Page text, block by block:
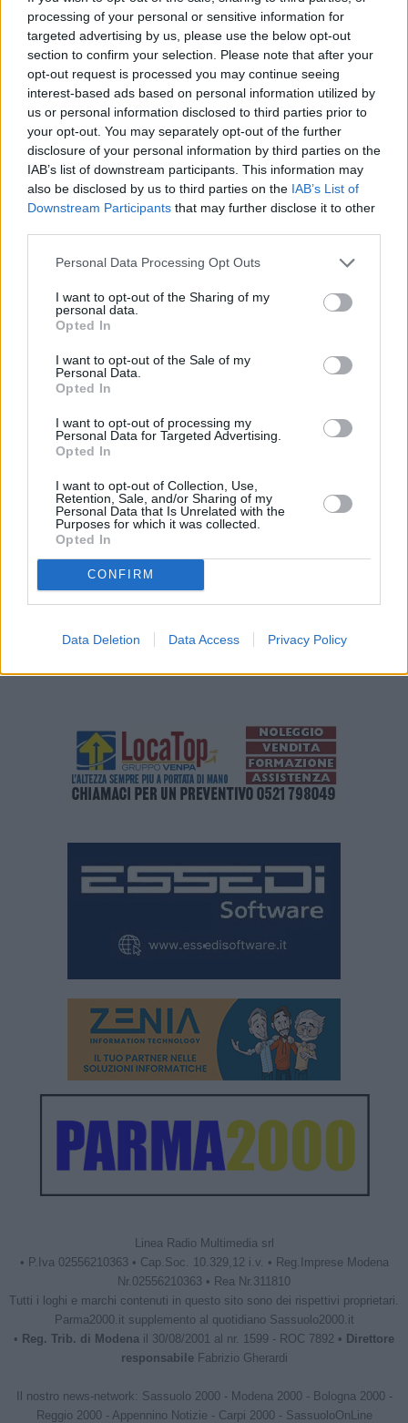
processing of your personal or sensitive information for
targeted advertising by us, please use the below opt-out
section to confirm your selection. Please note that after your
opt-out request is processed you may continue seeing
interest-based ads based on personal information utilized by
us or personal information disclosed to third parties prior to
your opt-out. You may separately opt-out of the further
disclosure of your personal information by third parties on the
IAB’s list of downstream participants. This information may
also be disclosed by us to third parties on the IAB’s List of
Downstream Participants that may further disclose it to other
Personal Data Processing Opt Outs
I want to opt-out of the Sharing of my
personal data.
Opted In
I want to opt-out of the Sale of my
Personal Data.
Opted In
I want to opt-out of processing my
Personal Data for Targeted Advertising.
Opted In
I want to opt-out of Collection, Use,
Retention, Sale, and/or Sharing of my
Personal Data that Is Unrelated with the
Purposes for which it was collected.
Opted In
CONFIRM
Data Deletion Data Access Privacy Policy
E ora, con l’inizio della stagione autunnale, la cimice cerca riparo
nelle case creando fastidi a causa del cattivo odore che emana e
perché, a differenza delle altre cimici, quella asiatica emette un
ferormone di aggregazione che ne richiama altre, arrivando a
creare gruppi di 50/100 esemplari.
Un disagio non indifferente, anche se, è bene chiarirlo subito, la
cimice asiatica non punge e non è pericolosa per l’uomo e gli
animali di casa.
fitosanitario regionale che, in un video realizzato dall’Agenzia
informazione e comunicazione della Giunta della Regione Emilia-
Romagna, spiega quali accorgimenti adottare per difendersi
dall’insetto e cosa c’è da sapere sulla sua diffusione e sulla ricerca
dell’antagonista per contenerne gli effetti dannosi per le nostre
Il video è a disposizione dei cittadini sul sito della Regione
www.regione.emilia-romagna.it) e sui social
https://www.facebook.com/RegioneEmiliaRomagna
https://twitter.c
om/RegioneERe YouTube https://www.youtube.com/videoermes
Linea Radio Multimedia srl
• P.Iva 02556210363 • Cap.Soc. 10.329,12 i.v. • Reg.Imprese Modena
Nr.02556210363 • Rea Nr.311810
Tutti i loghi e marchi contenuti in questo sito sono dei rispettivi proprietari.
Parma2000.it supplemento al quotidiano Sassuolo2000.it
• Reg. Trib. di Modena il 30/08/2001 al nr. 1599 - ROC 7892 • Direttore
responsabileFabrizio Gherardi
Il nostro news-network: Sassuolo 2000- Modena 2000- Bologna 2000-
Reggio 2000- Appennino Notizie - Carpi 2000- SassuoloOnLine